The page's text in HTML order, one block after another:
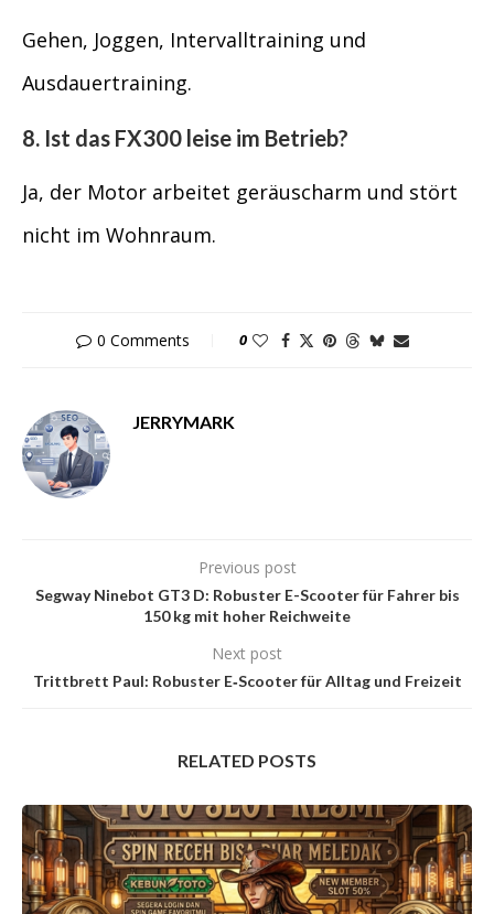
Gehen, Joggen, Intervalltraining und
Ausdauertraining.
8. Ist das FX300 leise im Betrieb?
Ja, der Motor arbeitet geräuscharm und stört
nicht im Wohnraum.
0 Comments 0
JERRYMARK
Previous post
Segway Ninebot GT3 D: Robuster E-Scooter für Fahrer bis
150 kg mit hoher Reichweite
Next post
Trittbrett Paul: Robuster E‑Scooter für Alltag und Freizeit
RELATED POSTS